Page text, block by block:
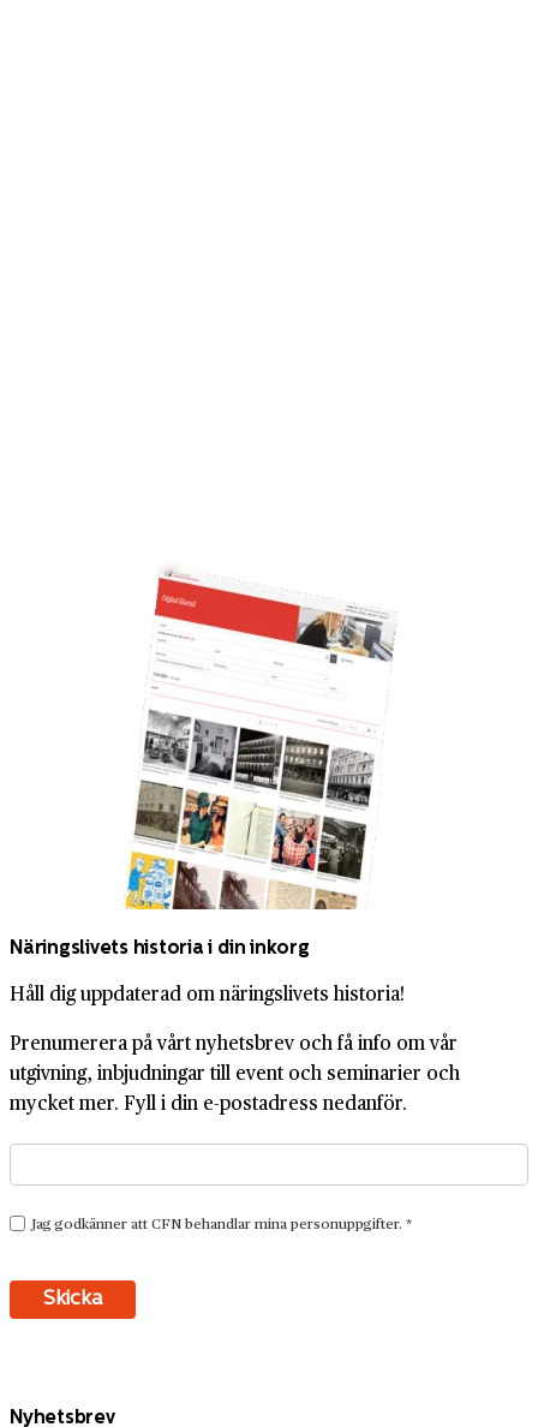
Näringslivets historia i din inkorg
Håll dig uppdaterad om näringslivets historia!
Prenumerera på vårt nyhetsbrev och få info om vår
utgivning, inbjudningar till event och seminarier och
mycket mer. Fyll i din e-postadress nedanför.
Nyhetsbrev